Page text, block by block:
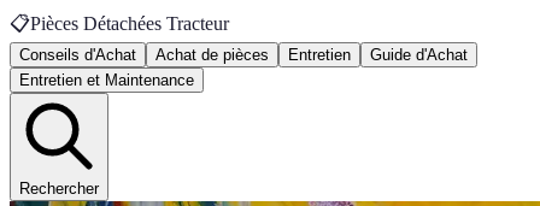
📋Pièces Détachées Tracteur
Conseils d'Achat Achat de pièces Entretien
Guide d'Achat
Entretien et Maintenance
Rechercher